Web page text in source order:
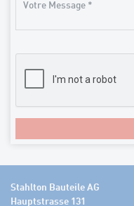
Stahlton Bauteile AG
Hauptstrasse 131